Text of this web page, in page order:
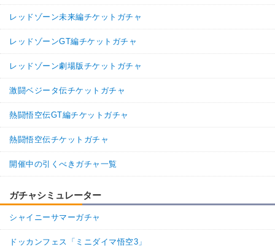
レッドゾーン未来編チケットガチャ
レッドゾーンGT編チケットガチャ
レッドゾーン劇場版チケットガチャ
激闘ベジータ伝チケットガチャ
熱闘悟空伝GT編チケットガチャ
熱闘悟空伝チケットガチャ
開催中の引くべきガチャ一覧
ガチャシミュレーター
シャイニーサマーガチャ
ドッカンフェス「ミニダイマ悟空3」